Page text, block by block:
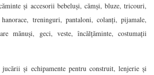
și accesorii bebeluși, cămși, bluze, tricouri,
treninguri, pantaloni, colanți, pijamale,
mănuși, geci, veste, încălțăminte, costumații
jucării și echipamente pentru construit, lenjerie și